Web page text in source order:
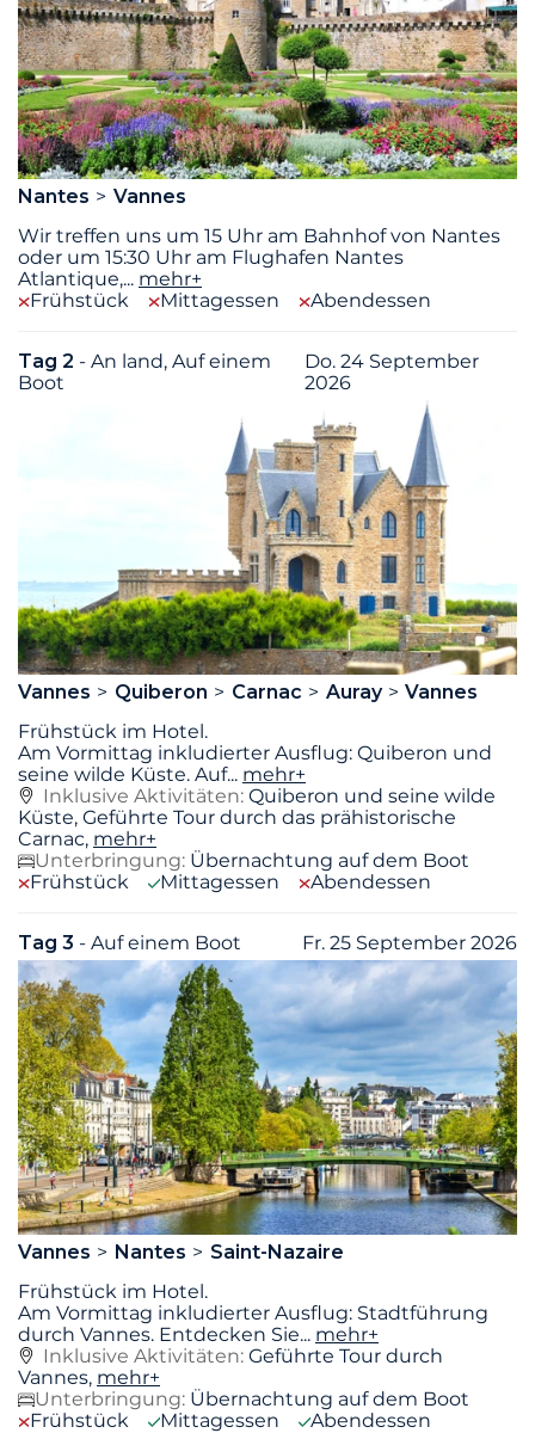
Nantes
Vannes
Wir treffen uns um 15 Uhr am Bahnhof von Nantes
oder um 15:30 Uhr am Flughafen Nantes
Atlantique,... mehr+
Frühstück
Mittagessen Abendessen
Tag 2 - An land, Auf einem
Boot
Do. 24 September
2026
Vannes Quiberon Carnac Auray
Vannes
Frühstück im Hotel.
Am Vormittag inkludierter Ausflug: Quiberon und
seine wilde Küste. Auf... mehr+
Inklusive Aktivitäten: Quiberon und seine wilde
Küste, Geführte Tour durch das prähistorische
Carnac, mehr+
Unterbringung: Übernachtung auf dem Boot
Frühstück
Mittagessen Abendessen
Tag 3 - Auf einem Boot Fr. 25 September 2026
Vannes Nantes
Saint-Nazaire
Frühstück im Hotel.
Am Vormittag inkludierter Ausflug: Stadtführung
durch Vannes. Entdecken Sie... mehr+
Inklusive Aktivitäten: Geführte Tour durch
Vannes, mehr+
Unterbringung: Übernachtung auf dem Boot
Frühstück
Mittagessen Abendessen